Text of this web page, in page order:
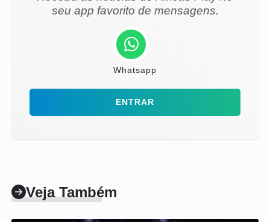
seu app favorito de mensagens.
Whatsapp
ENTRAR
Veja Também